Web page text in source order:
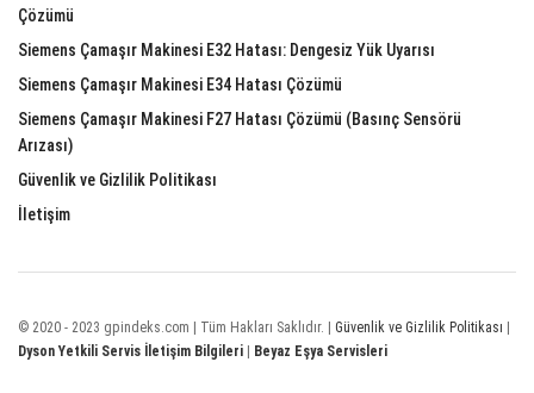
Çözümü
Siemens Çamaşır Makinesi E32 Hatası: Dengesiz Yük Uyarısı
Siemens Çamaşır Makinesi E34 Hatası Çözümü
Siemens Çamaşır Makinesi F27 Hatası Çözümü (Basınç Sensörü
Arızası)
Güvenlik ve Gizlilik Politikası
İletişim
© 2020 - 2023 gpindeks.com | Tüm Hakları Saklıdır. | Güvenlik ve Gizlilik Politikası |
Dyson Yetkili Servis İletişim Bilgileri | Beyaz Eşya Servisleri